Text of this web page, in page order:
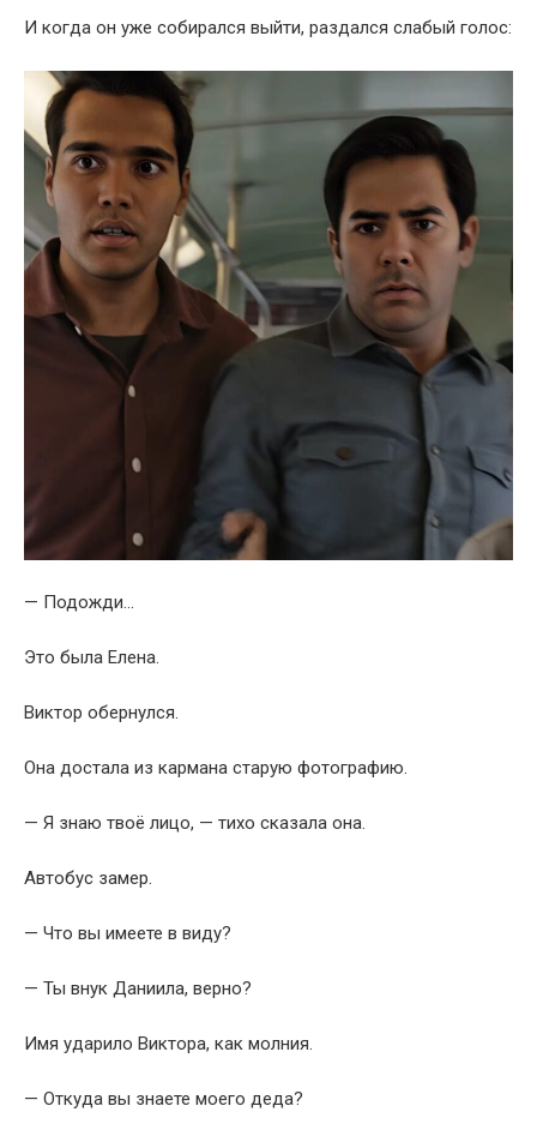
И когда он уже собирался выйти, раздался слабый голос:
— Подожди…
Это была Елена.
Виктор обернулся.
Она достала из кармана старую фотографию.
— Я знаю твоё лицо, — тихо сказала она.
Автобус замер.
— Что вы имеете в виду?
— Ты внук Даниила, верно?
Имя ударило Виктора, как молния.
— Откуда вы знаете моего деда?